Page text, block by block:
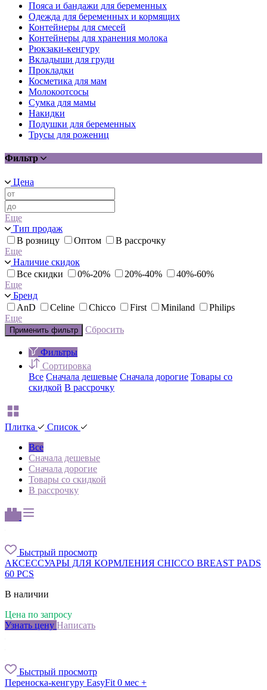
Пояса и бандажи для беременных
Одежда для беременных и кормящих
Контейнеры для смесей
Контейнеры для хранения молока
Рюкзаки-кенгуру
Вкладыши для груди
Прокладки
Косметика для мам
Молокоотсосы
Сумка для мамы
Накидки
Подушки для беременных
Трусы для рожениц
Фильтр
Цена
Еще
Тип продаж
В розницу
Оптом
В рассрочку
Еще
Наличие скидок
Все скидки
0%-20% 20%-40%
40%-60%
Еще
Бренд
AnD
Celine Chicco First Miniland
Philips
Еще
Применить фильтр Сбросить
Фильтры
Сортировка
Все Сначала дешевые Сначала дорогие Товары со
скидкой В рассрочку
Плитка
Список
Все
Сначала дешевые
Сначала дорогие
Товары со скидкой
В рассрочку
Быстрый просмотр
АКСЕССУАРЫ ДЛЯ КОРМЛЕНИЯ CHICCO BREAST PADS
60 PCS
В наличии
Цена по запросу
Узнать цену Написать
Быстрый просмотр
Переноска-кенгуру EasyFit 0 мес +